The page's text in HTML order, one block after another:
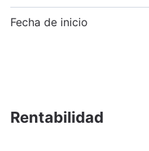
Fecha de inicio
Rentabilidad